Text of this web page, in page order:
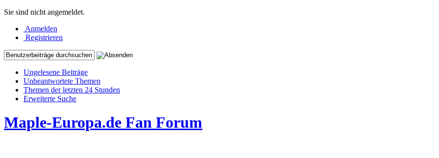
Sie sind nicht angemeldet.
Anmelden
Registrieren
Ungelesene Beiträge
Unbeantwortete Themen
Themen der letzten 24 Stunden
Erweiterte Suche
Maple-Europa.de Fan Forum